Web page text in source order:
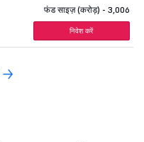
फंड साइज़ (करोड़) - 3,006
निवेश करें